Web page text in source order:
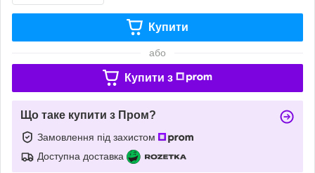
Купити
або
Купити з
Що таке купити з Пром?
Замовлення під захистом
Доступна доставка